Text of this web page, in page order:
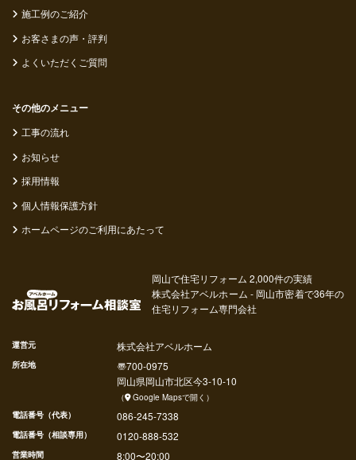
施工例のご紹介
お客さまの声・評判
よくいただくご質問
その他のメニュー
工事の流れ
お知らせ
採用情報
個人情報保護方針
ホームページのご利用にあたって
岡山で住宅リフォーム 2,000件の実績
株式会社アベルホーム - 岡山市密着で36年の
住宅リフォーム専門会社
運営元 株式会社アベルホーム
所在地 〠700-0975
岡山県岡山市北区今3-10-10
（ Google Mapsで開く ）
電話番号（代表）
086-245-7338
電話番号（相談専用） 0120-888-532
営業時間 8:00〜20:00